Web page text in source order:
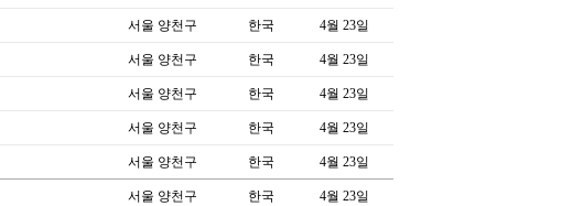
서울 양천구 한국 4월 23일
서울 양천구 한국 4월 23일
서울 양천구 한국 4월 23일
서울 양천구 한국 4월 23일
서울 양천구 한국 4월 23일
서울 양천구 한국 4월 23일